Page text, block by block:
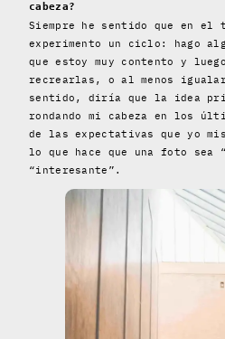
cabeza?
Siempre he sentido que en el
experimento un ciclo: hago
que estoy muy contento y
recrearlas, o al menos
sentido, diría que la idea
rondando mi cabeza en los
de las expectativas que yo
lo que hace que una foto sea
“interesante”.